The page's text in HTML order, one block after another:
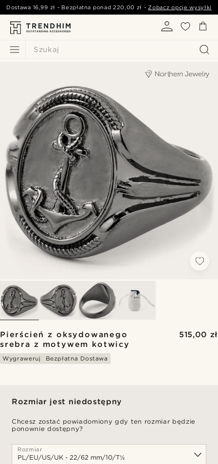
Szukaj
Dostawa 16,99 zł - Bezpłatna ponad220,00 zł -Zobacz opcje wysyłki
Pierścień z oksydowanego
srebra z motywem kotwicy
515,00 zł
Wygraweruj Bezpłatna Dostawa
Rozmiar jest niedostępny
Chcesz zostać powiadomiony gdy ten rozmiar będzie
ponownie dostępny?
Rozmiar